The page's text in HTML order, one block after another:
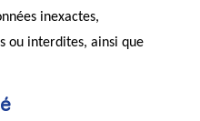
inexactes,
ou interdites, ainsi que